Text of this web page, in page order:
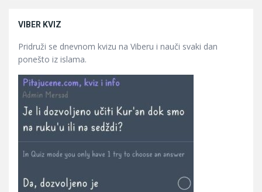
VIBER KVIZ
Pridruži se dnevnom kvizu na Viberu i nauči svaki dan
ponešto iz islama.